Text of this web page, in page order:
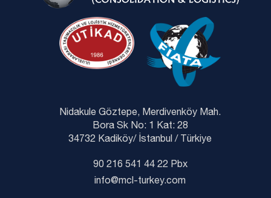
Nidakule Göztepe, Merdivenköy Mah.
Bora Sk No: 1 Kat: 28
34732 Kadiköy/ İstanbul / Türkiye
90 216 541 44 22 Pbx
info@mcl-turkey.com